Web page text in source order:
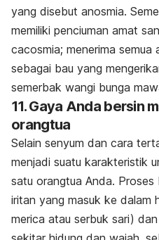
yang disebut anosmia.
memiliki penciuman amat
cacosmia; menerima semua
sebagai bau yang
semerbak wangi bunga
11. Gaya Anda bersin
orangtua
Selain senyum dan cara
menjadi suatu karakteristik
satu orangtua Anda. Proses
iritan yang masuk ke dalam
merica atau serbuk sari)